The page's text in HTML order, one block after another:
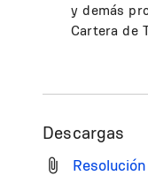
y demás
Cartera de
Descargas